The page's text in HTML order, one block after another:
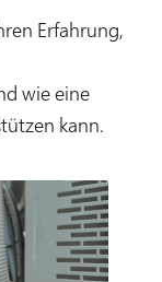
Erfahrung,
wie eine
kann.